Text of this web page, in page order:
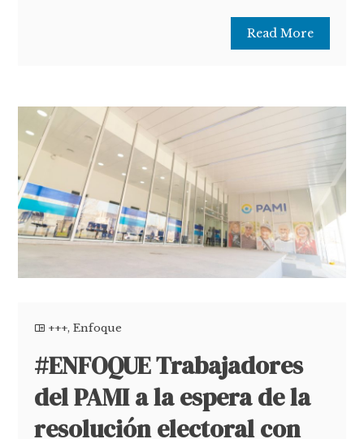
Read More
+++,Enfoque
#ENFOQUE Trabajadores
del PAMI a la espera de la
resolución electoral con